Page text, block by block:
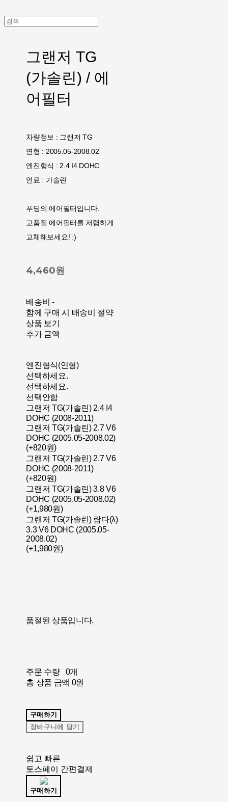
그랜저 TG
(가솔린) / 에
어필터
차량정보 : 그랜저 TG
연형 : 2005.05-2008.02
엔진형식 : 2.4 I4 DOHC
연료 : 가솔린
푸딩의 에어필터입니다.
고품질 에어필터를 저렴하게
교체해보세요! :)
4,460원
배송비 -
함께 구매 시 배송비 절약
상품 보기
추가 금액
엔진형식(연형)
선택하세요.
선택하세요.
선택안함
그랜저 TG(가솔린) 2.4 I4
DOHC (2008-2011)
그랜저 TG(가솔린) 2.7 V6
DOHC (2005.05-2008.02)
(+820원)
그랜저 TG(가솔린) 2.7 V6
DOHC (2008-2011)
(+820원)
그랜저 TG(가솔린) 3.8 V6
DOHC (2005.05-2008.02)
(+1,980원)
그랜저 TG(가솔린) 람다(λ)
3.3 V6 DOHC (2005.05-
2008.02)
(+1,980원)
품절된 상품입니다.
주문 수량
0개
총 상품 금액 0원
구매하기
장바구니에 담기
쉽고 빠른
토스페이 간편결제
구매하기